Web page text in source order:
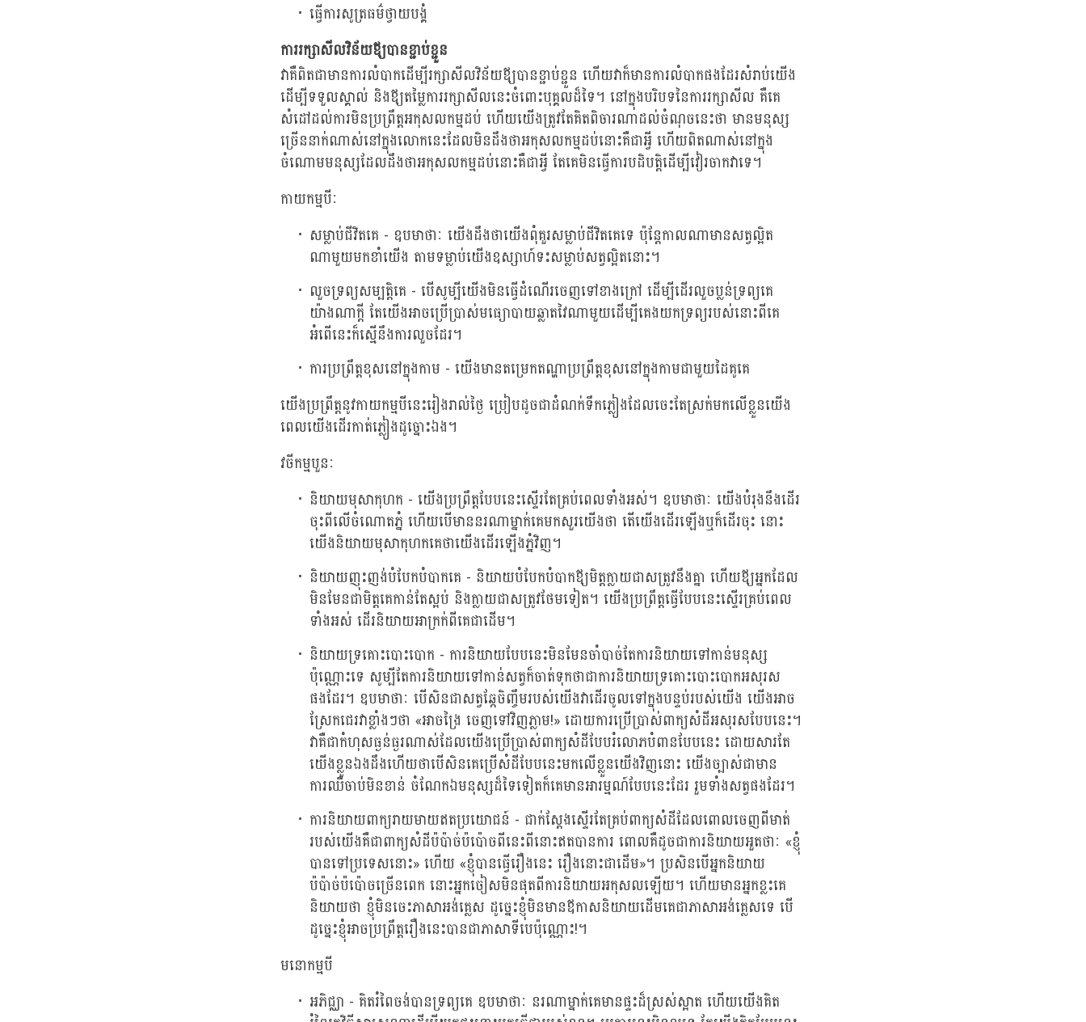
ធ្វើការសូត្រធម៌ថ្វាយបង្គំ
ការរក្សាសីលវិន័យឪ្យបានខ្ជាប់ខ្ជួន
វាគឺពិតជាមានការលំបាកដើម្បីរក្សាសីលវិន័យឪ្យបានខ្ជាប់ខ្ជួន ហើយវាក៏មានការលំបាកផងដែរសំរាប់យើង
ដើម្បីទទួលស្គាល់ និងឪ្យតម្លៃការរក្សាសីលនេះចំពោះបុគ្គលដ៏ទៃ។ នៅក្នុងបរិបទនៃការរក្សាសីល គឺគេ
សំដៅដល់ការមិនប្រព្រឹត្តអកុសលកម្មដប់ ហើយយើងត្រូវតែគិតពិចារណាដល់ចំណុចនេះថា មានមនុស្ស
ច្រើននាក់ណាស់នៅក្នុងលោកនេះដែលមិនដឹងថាអកុសលកម្មដប់នោះគឺជាអ្វី ហើយពិតណាស់នៅក្នុង
ចំណោមមនុស្សដែលដឹងថាអកុសលកម្មដប់នោះគឺជាអ្វី តែគេមិនធ្វើការបដិបត្តិដើម្បីវៀរចាកវាទេ។
កាយកម្មបីៈ
សម្លាប់ជីវិតគេ - ឧបមាថាៈ យើងដឹងថាយើងពុំគួរសម្លាប់ជីវិតគេទេ ប៉ុន្តែកាលណាមានសត្វល្អិត
ណាមួយមកខាំយើង តាមទម្លាប់យើងឧស្សាហ៍ទះសម្លាប់សត្វល្អិតនោះ។
លួចទ្រព្យសម្បត្តិគេ - បើសូម្បីយើងមិនធ្វើដំណើរចេញទៅខាងក្រៅ ដើម្បីដើរលួចប្លន់ទ្រព្យគេ
យ៉ាងណាក្តី តែយើងអាចប្រើប្រាស់មធ្យោបាយឆ្លាតវៃណាមួយដើម្បីគេងយកទ្រព្យរបស់នោះពីគេ
អំពើនេះក៏ស្មើនឹងការលួចដែរ។
ការប្រព្រឹត្តខុសនៅក្នុងកាម - យើងមានតម្រេកតណ្ហាប្រព្រឹត្តខុសនៅក្នុងកាមជាមួយដៃគូគេ
យើងប្រព្រឹត្តនូវកាយកម្មបីនេះរៀងរាល់ថ្ងៃ ប្រៀបដូចជាដំណក់ទឹកភ្លៀងដែលចេះតែស្រក់មកលើខ្លួនយើង
ពេលយើងដើរកាត់ភ្លៀងដូច្នោះឯង។
វចីកម្មបួនៈ
និយាយមុសាកុហក - យើងប្រព្រឹត្តបែបនេះស្ទើរតែគ្រប់ពេលទាំងអស់។ ឧបមាថាៈ យើងបំរុងនឹងដើរ
ចុះពីលើចំណោតភ្នំ ហើយបើមាននរណាម្នាក់គេមកសួរយើងថា តើយើងដើរឡើងឬក៏ដើរចុះ នោះ
យើងនិយាយមុសាកុហកគេថាយើងដើរឡើងភ្នំវិញ។
និយាយញុះញង់បំបែកបំបាកគេ - និយាយបំបែកបំបាកឪ្យមិត្តក្លាយជាសត្រូវនឹងគ្នា ហើយឪ្យអ្នកដែល
មិនមែនជាមិត្តគេកាន់តែស្អប់ និងក្លាយជាសត្រូវថែមទៀត។ យើងប្រព្រឹត្តធ្វើបែបនេះស្ទើរគ្រប់ពេល
ទាំងអស់ ដើរនិយាយអាក្រក់ពីគេជាដើម។
និយាយទ្រគោះបោះបោក - ការនិយាយបែបនេះមិនមែនចាំបាច់តែការនិយាយទៅកាន់មនុស្ស
ប៉ុណ្ណោះទេ សូម្បីតែការនិយាយទៅកាន់សត្វក៏ចាត់ទុកថាជាការនិយាយទ្រគោះបោះបោកអសុរស
ផងដែរ។ ឧបមាថាៈ បើសិនជាសត្វឆ្កែចិញ្ចឹមរបស់យើងវាដើរចូលទៅក្នុងបន្ទប់របស់យើង យើងអាច
ស្រែកជេរវាខ្លាំងៗថា «អាចង្រៃ ចេញទៅវិញភ្លាម!» ដោយការប្រើប្រាស់ពាក្យសំដីអសុរសបែបនេះ។
វាគឺជាកំហុសធ្ងន់ធ្ងរណាស់ដែលយើងប្រើប្រាស់ពាក្យសំដីបែបរំលោភបំពានបែបនេះ ដោយសារតែ
យើងខ្លួនឯងដឹងហើយថាបើសិនគេប្រើសំដីបែបនេះមកលើខ្លួនយើងវិញនោះ យើងច្បាស់ជាមាន
ការឈឺចាប់មិនខាន់ ចំណែកឯមនុស្សដ៏ទៃទៀតក៏គេមានអារម្មណ៍បែបនេះដែរ រួមទាំងសត្វផងដែរ។
ការនិយាយពាក្យរាយមាយឥតប្រយោជន៍ - ជាក់ស្តែងស្ទើរតែគ្រប់ពាក្យសំដីដែលពោលចេញពីមាត់
របស់យើងគឺជាពាក្យសំដីប៉ប៉ាច់ប៉ប៉ោចពីនេះពីនោះឥតបានការ ពោលគឺដូចជាការនិយាយអួតថាៈ «ខ្ញុំ
បានទៅប្រទេសនោះ» ហើយ «ខ្ញុំបានធ្វើរឿងនេះ រឿងនោះជាដើម»។ ប្រសិនបើអ្នកនិយាយ
ប៉ប៉ាច់ប៉ប៉ោចច្រើនពេក នោះអ្នកចៀសមិនផុតពីការនិយាយអកុសលឡើយ។ ហើយមានអ្នកខ្លះគេ
និយាយថា ខ្ញុំមិនចេះភាសាអង់គ្លេស ដូច្នេះខ្ញុំមិនមានឪកាសនិយាយដើមគេជាភាសាអង់គ្លេសទេ បើ
ដូច្នេះខ្ញុំអាចប្រព្រឹត្តរឿងនេះបានជាភាសាទីបេប៉ុណ្ណោះ!។
មនោកម្មបី
អភិជ្ឈា - គិតរំពៃចង់បានទ្រព្យគេ ឧបមាថាៈ នរណាម្នាក់គេមានផ្ទះដ៏ស្រស់ស្អាត ហើយយើងគិត